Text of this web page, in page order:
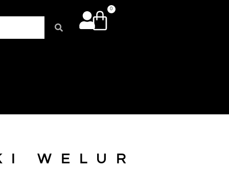
0
WELUR